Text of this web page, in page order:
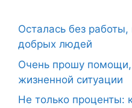
Осталась без
добрых людей
Очень прошу помощи,
жизненной ситуации
Не только проценты: